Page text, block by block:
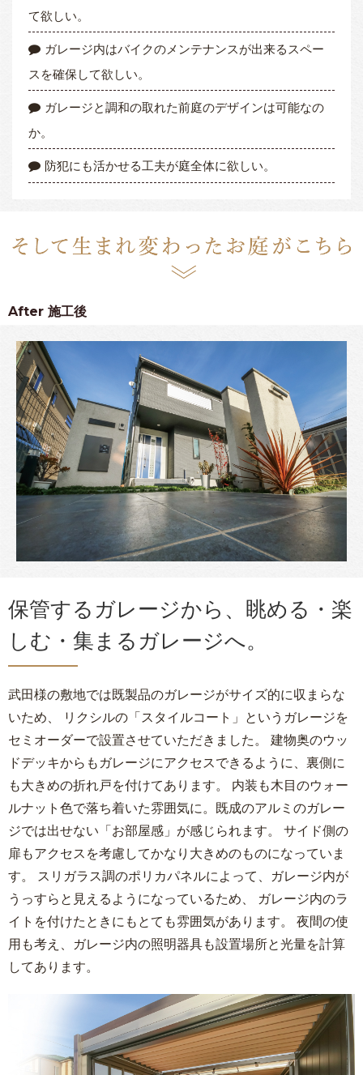
て欲しい。
ガレージ内はバイクのメンテナンスが出来るスペー
スを確保して欲しい。
ガレージと調和の取れた前庭のデザインは可能なの
か。
防犯にも活かせる工夫が庭全体に欲しい。
After 施工後
保管するガレージから、眺める・楽
しむ・集まるガレージへ。
武田様の敷地では既製品のガレージがサイズ的に収まらな
いため、 リクシルの「スタイルコート」というガレージを
セミオーダーで設置させていただきました。 建物奥のウッ
ドデッキからもガレージにアクセスできるように、裏側に
も大きめの折れ戸を付けてあります。 内装も木目のウォー
ルナット色で落ち着いた雰囲気に。既成のアルミのガレー
ジでは出せない「お部屋感」が感じられます。 サイド側の
扉もアクセスを考慮してかなり大きめのものになっていま
す。 スリガラス調のポリカパネルによって、ガレージ内が
うっすらと見えるようになっているため、 ガレージ内のラ
イトを付けたときにもとても雰囲気があります。 夜間の使
用も考え、ガレージ内の照明器具も設置場所と光量を計算
してあります。